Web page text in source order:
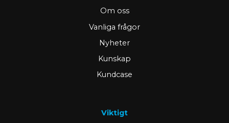
Om oss
Vanliga frågor
Nyheter
Kunskap
Kundcase
Viktigt